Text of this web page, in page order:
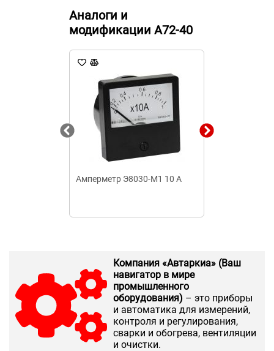
Аналоги и
модификации А72-40
Амперметр Э8030-М1 10 А
Компания «Автаркиа» (Ваш
навигатор в мире
промышленного
оборудования) – это приборы
и автоматика для измерений,
контроля и регулирования,
сварки и обогрева, вентиляции
и очистки.